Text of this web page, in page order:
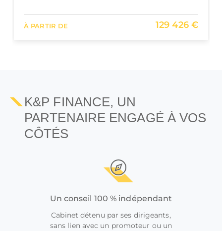
À PARTIR DE 129 426 €
K&P FINANCE, UN
PARTENAIRE ENGAGÉ À VOS
CÔTÉS
Un conseil 100 % indépendant
Cabinet détenu par ses dirigeants,
sans lien avec un promoteur ou un